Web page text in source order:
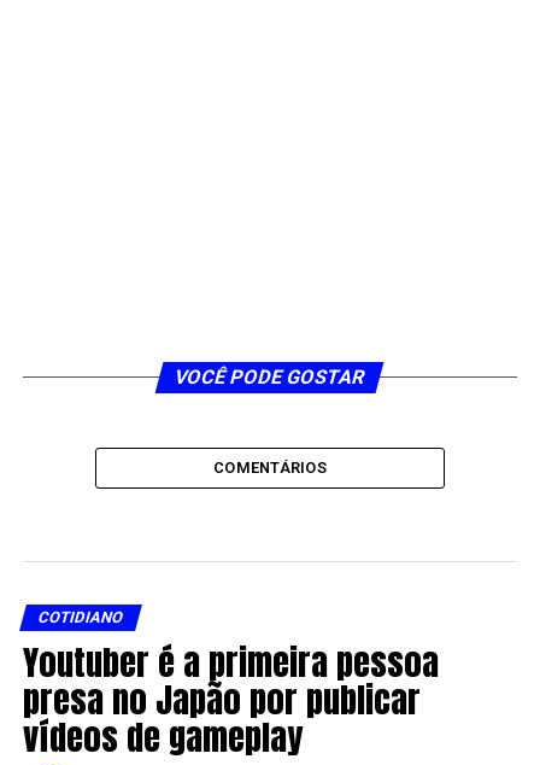
VOCÊ PODE GOSTAR
COMENTÁRIOS
COTIDIANO
Youtuber é a primeira pessoa
presa no Japão por publicar
vídeos de gameplay